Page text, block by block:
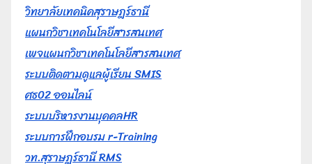
วิทยาลัยเทคนิคสุราษฎร์ธานี
แผนกวิชาเทคโนโลยีสารสนเทศ
เพจแผนกวิชาเทคโนโลยีสารสนเทศ
ระบบติดตามดูแลผู้เรียน SMIS
ศธ02 ออนไลน์
ระบบบริหารงานบุคคลHR
ระบบการฝึกอบรม r-Training
วท.สุราษฎร์ธานี RMS